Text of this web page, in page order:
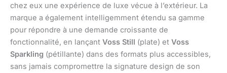
chez eux une expérience de luxe vécue à l’extérieur. La
marque a également intelligemment étendu sa gamme
pour répondre à une demande croissante de
fonctionnalité, en lançant Voss Still (plate) et Voss
Sparkling (pétillante) dans des formats plus accessibles,
sans jamais compromettre la signature design de son